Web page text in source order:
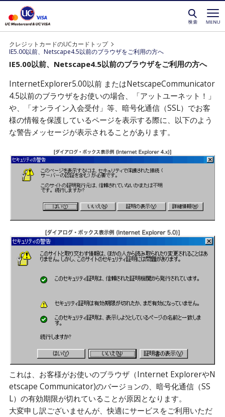
クレジットカードを選ぶなら永久不滅ポイントが
クレジットカードのUCカードトップ
IE5.00以前、Netscape4.5以前のブラウザをご利用の方へ
IE5.00以前、Netscape4.5以前のブラウザをご利用の方へ
InternetExplorer5.00以前 またはNetscapeCommunicator
4.5以前のブラウザをお使いの場合、「アットユーネット！」
や、「オンライン入会受付」等、暗号化通信（SSL）でお客
様の情報を保護しているページを表示する際に、以下のよう
な警告メッセージが表示されることがあります。
これは、お客様がお使いのブラウザ（Internet ExplorerやN
etscape Communicator)のバージョンの、暗号化通信（SS
L）の有効期限が切れていることが原因となります。
大変申し訳ございませんが、快適にサービスをご利用いただ